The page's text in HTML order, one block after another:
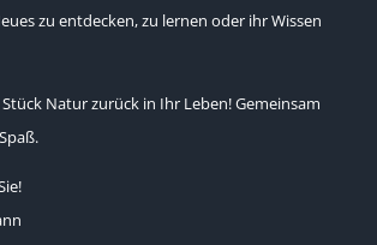
zu entdecken, zu lernen oder ihr Wissen
Natur zurück in Ihr Leben! Gemeinsam